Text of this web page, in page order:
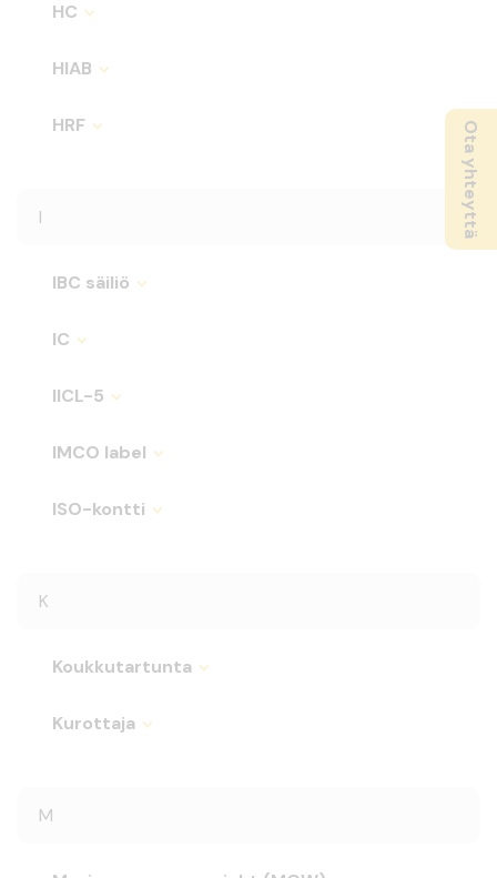
HC
HIAB
HRF
I
IBC säiliö
IC
IICL-5
IMCO label
ISO-kontti
K
Koukkutartunta
Kurottaja
M
Ota yhteyttä